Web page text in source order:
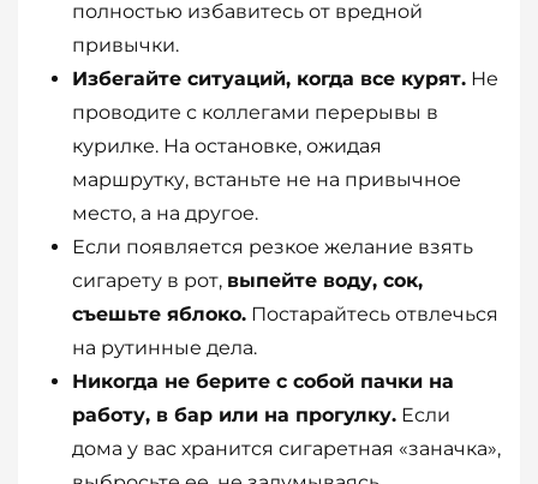
полностью избавитесь от вредной
привычки.
Избегайте ситуаций, когда все курят. Не
проводите с коллегами перерывы в
курилке. На остановке, ожидая
маршрутку, встаньте не на привычное
место, а на другое.
Если появляется резкое желание взять
сигарету в рот, выпейте воду, сок,
съешьте яблоко. Постарайтесь отвлечься
на рутинные дела.
Никогда не берите с собой пачки на
работу, в бар или на прогулку. Если
дома у вас хранится сигаретная «заначка»,